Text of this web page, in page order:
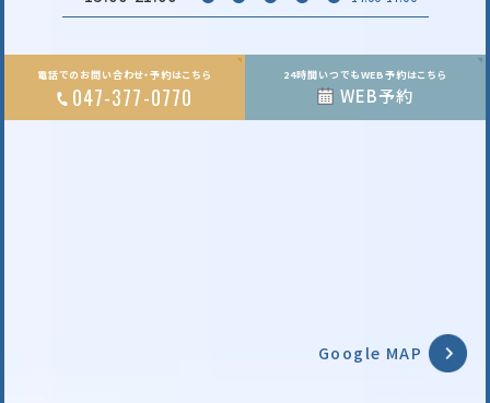
電話でのお問い合わせ・予約はこちら
047-377-0770
24時間いつでもWEB予約はこちら
WEB予約
Google MAP